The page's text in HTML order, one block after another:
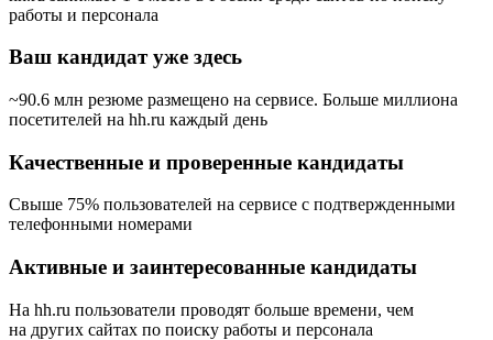
работы и персонала
Ваш кандидат уже здесь
~90.6 млн резюме размещено на сервисе. Больше миллиона
посетителей на hh.ru каждый день
Качественные и проверенные кандидаты
Свыше 75% пользователей на сервисе с подтвержденными
телефонными номерами
Активные и заинтересованные кандидаты
На hh.ru пользователи проводят больше времени, чем
на других сайтах по поиску работы и персонала